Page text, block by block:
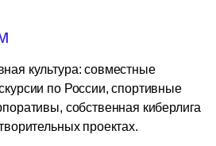
культура: совместные
по России, спортивные
собственная киберлига
проектах.